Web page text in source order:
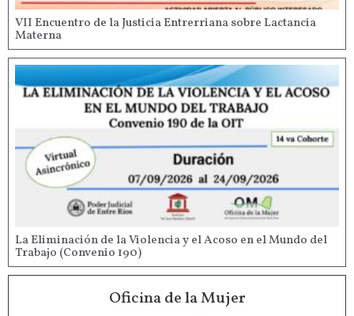
VII Encuentro de la Justicia Entrerriana sobre Lactancia
Materna
La Eliminación de la Violencia y el Acoso en el Mundo del
Trabajo (Convenio 190)
Oficina de la Mujer